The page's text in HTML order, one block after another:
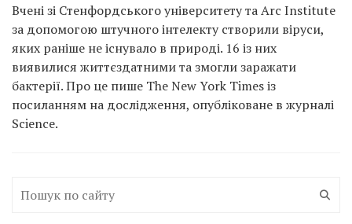
Вчені зі Стенфордського університету та Arc Institute
за допомогою штучного інтелекту створили віруси,
яких раніше не існувало в природі. 16 із них
виявилися життєздатними та змогли заражати
бактерії. Про це пише The New York Times із
посиланням на дослідження, опубліковане в журналі
Science.